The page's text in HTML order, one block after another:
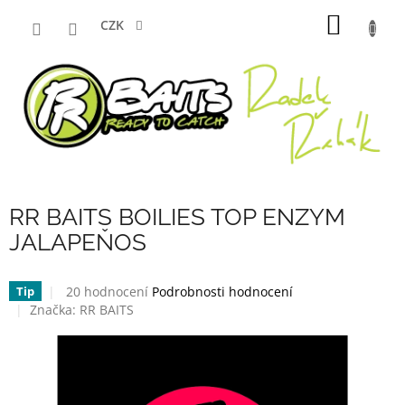
CZK
RR BAITS BOILIES TOP ENZYM
JALAPEŇOS
Tip
Průměrné
hodnocení
20 hodnocení Podrobnosti hodnocení
Značka: RR BAITS